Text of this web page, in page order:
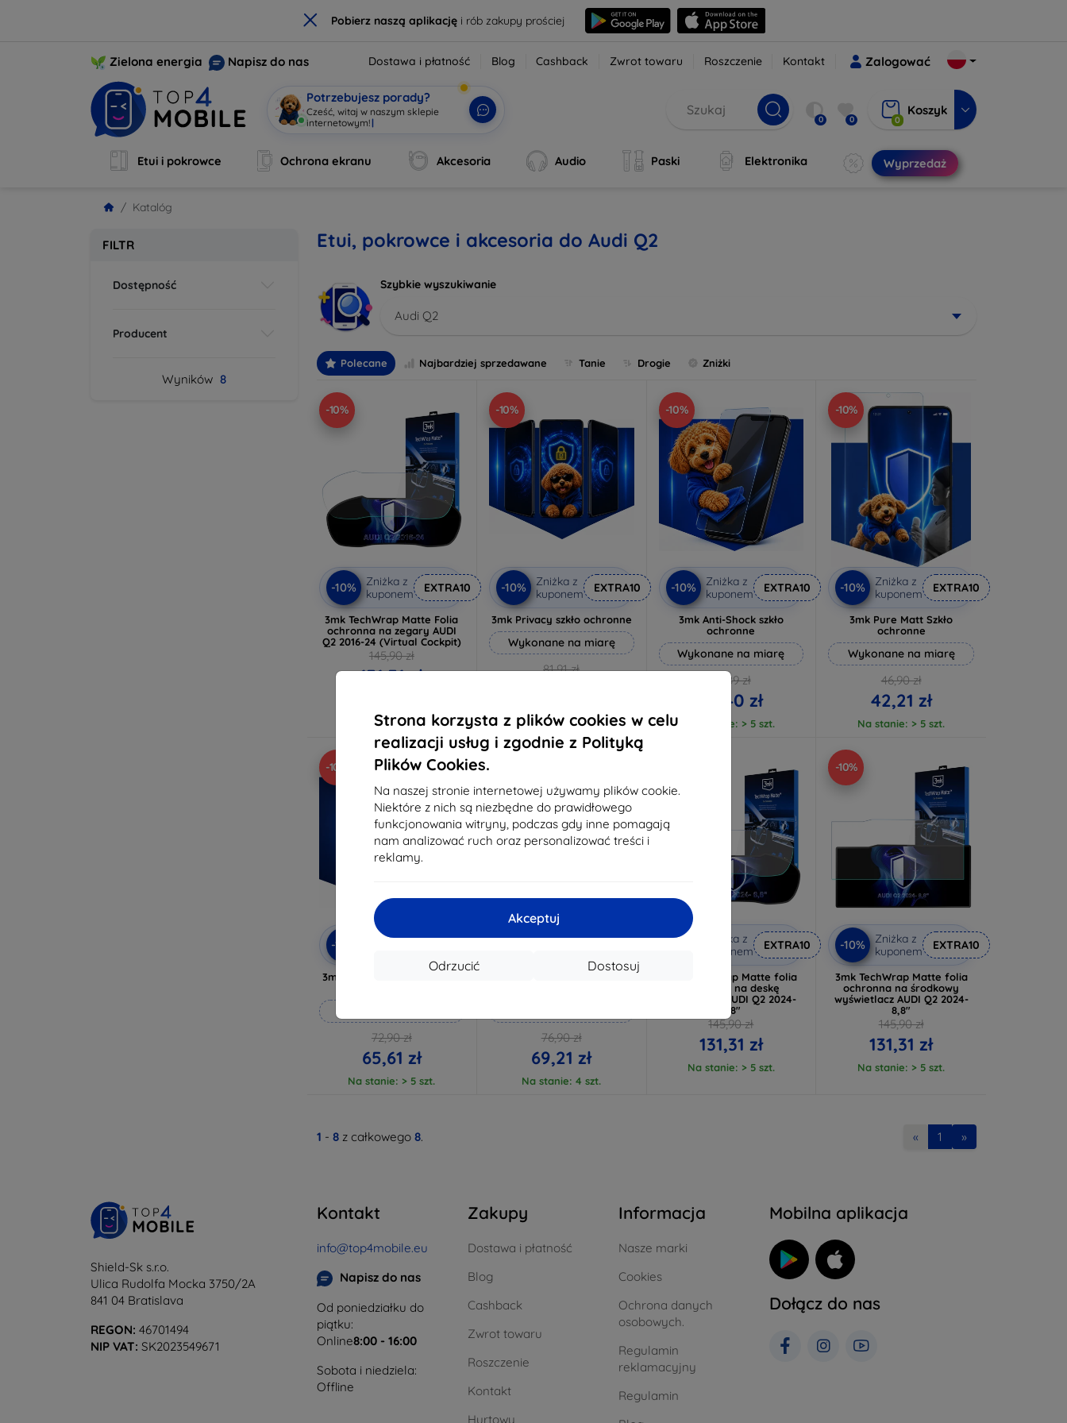
× Pobierz naszą aplikacjęi rób zakupy prościej
Strona korzysta z plików cookies w celu
realizacji usług i zgodnie z Polityką
Plików Cookies.
Na naszej stronie internetowej używamy plików cookie.
Niektóre z nich są niezbędne do prawidłowego
funkcjonowania witryny, podczas gdy inne pomagają
nam analizować ruch oraz personalizować treści i
reklamy.
Akceptuj
Dostosuj
Odrzucić
Zielona energia Napisz do nas Dostawa i płatność Blog Cashback Zwrot towaru Roszczenie Kontakt Zalogować
Potrzebujesz porady?
Cześć, witaj w naszym sklepie
internetowym!| 0 0 0
Koszyk
Etui i pokrowce Ochrona ekranu Akcesoria Audio Paski Elektronika Wyprzedaż
Katalóg
FILTR
Dostępność
Producent
Wyników 8
Etui, pokrowce i akcesoria do Audi Q2
Szybkie wyszukiwanie
Audi Q2
Polecane Najbardziej sprzedawane Tanie Drogie Zniżki
-10%
-10%
Zniżka z
kuponem
EXTRA10
3mk TechWrap Matte Folia
ochronna na zegary AUDI
Q2 2016-24 (Virtual Cockpit)
145,90 zł
131,31 zł
-10%
-10%
Zniżka z
kuponem
EXTRA10
3mk Privacy szkło ochronne
Wykonane na miarę
81,91 zł
Na stanie: 3 szt.
-10%
-10%
Zniżka z
kuponem
EXTRA10
3mk Anti-Shock szkło
ochronne
Wykonane na miarę
64,89 zł
58,40 zł
Na stanie: > 5 szt.
-10%
-10%
Zniżka z
kuponem
EXTRA10
3mk Pure Matt Szkło
ochronne
Wykonane na miarę
46,90 zł
42,21 zł
Na stanie: > 5 szt.
-10%
-10%
Zniżka z
3mk Silverprotection+ Folia
72,90 zł
65,61 zł
Na stanie: > 5 szt.
Zniżka z
76,90 zł
69,21 zł
Na stanie: 4 szt.
Zniżka z
kuponem
EXTRA10
3mk TechWrap Matte folia
ochronna na deskę
rozdzielczą AUDI Q2 2024-
8,8"
145,90 zł
131,31 zł
Na stanie: > 5 szt.
-10%
-10%
Zniżka z
kuponem
EXTRA10
3mk TechWrap Matte folia
ochronna na środkowy
wyświetlacz AUDI Q2 2024-
8,8"
145,90 zł
131,31 zł
Na stanie: > 5 szt.
1 - 8 z całkowego 8. « 1 »
Shield-Sk s.r.o.
Ulica Rudolfa Mocka 3750/2A
841 04 Bratislava
REGON: 46701494
NIP VAT: SK2023549671
Kontakt
info@top4mobile.eu
Napisz do nas
Od poniedziałku do
piątku:
Online8:00 - 16:00
Sobota i niedziela:
Offline
Zakupy
Dostawa i płatność
Blog
Cashback
Zwrot towaru
Roszczenie
Kontakt
Hurtowy
Informacja
Nasze marki
Cookies
Ochrona danych
osobowych.
Regulamin
reklamacyjny
Regulamin
Mobilna aplikacja
Dołącz do nas